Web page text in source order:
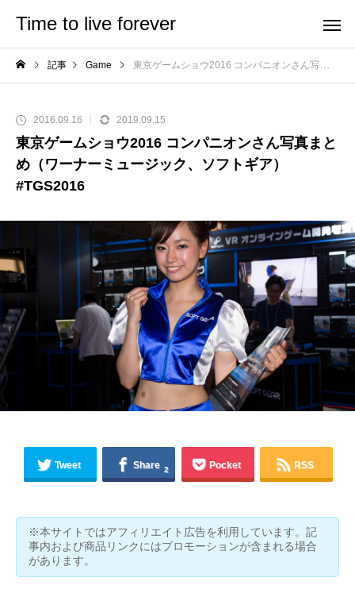
Time to live forever
記事 Game 東京ゲームショウ2016 コンパニオンさん写真まとめ（ワーナーミュージック、ソフトギア） #TGS2016
2016.09.16 2019.09.15
東京ゲームショウ2016 コンパニオンさん写真まと
め（ワーナーミュージック、ソフトギア）
#TGS2016
Tweet Share 2 Pocket RSS
※本サイトではアフィリエイト広告を利用しています。記
事内および商品リンクにはプロモーションが含まれる場合
があります。